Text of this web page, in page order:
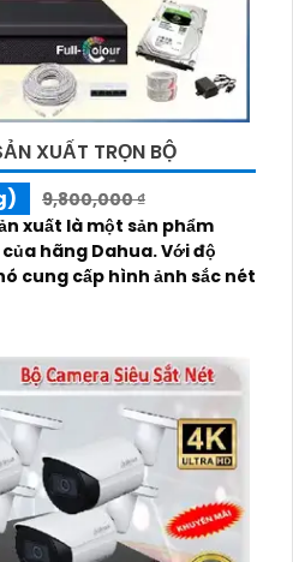
XUẤT TRỌN BỘ
9,800,000 ₫
xuất là một sản phẩm
Dahua. Với độ
cung cấp hình ảnh sắc nét